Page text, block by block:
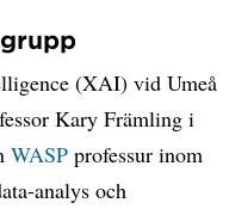
(XAI) vid Umeå
Kary Främling i
WASP professur inom
analys och